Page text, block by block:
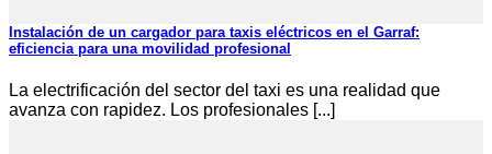
Instalación de un cargador para taxis eléctricos en el Garraf:
eficiencia para una movilidad profesional
La electrificación del sector del taxi es una realidad que
avanza con rapidez. Los profesionales [...]